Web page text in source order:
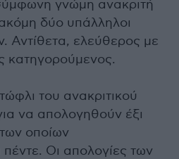
γνώμη ανακριτή
δύο υπάλληλοι
Αντίθετα, ελεύθερος με
κατηγορούμενος.
του ανακριτικού
να απολογηθούν έξι
οποίων
Οι απολογίες των